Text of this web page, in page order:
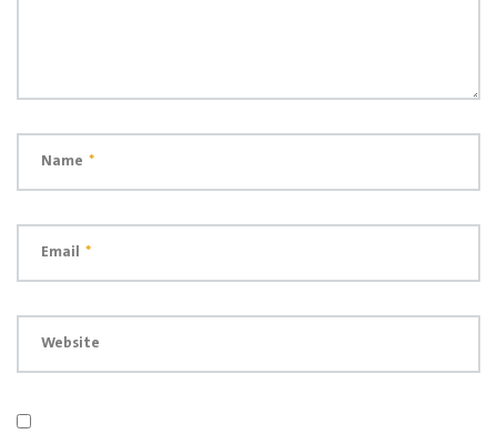
Name *
Email *
Website